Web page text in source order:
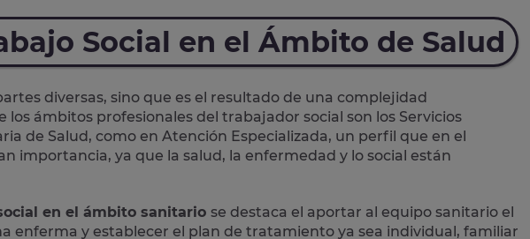
Social en el Ámbito de Salud
diversas, sino que es el resultado de una complejidad
los ámbitos profesionales del trabajador social son los Servicios
de Salud, como en Atención Especializada, un perfil que en el
importancia, ya que la salud, la enfermedad y lo social están
en el ámbito sanitario se destaca el aportar al equipo sanitario el
enferma y establecer el plan de tratamiento ya sea individual, familiar